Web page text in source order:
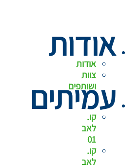
אודות
אודות
צוות
ושותפים
עמיתים
קו.
לאב
01
קו.
לאב